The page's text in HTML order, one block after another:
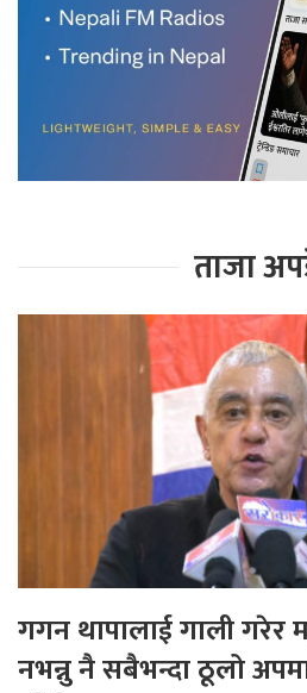
ताजा
गगन थापालाई गाली गरेर
नभन्नु नै सबैभन्दा ठूलो